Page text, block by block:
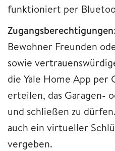
funktioniert per
Zugangsberechtigungen
Bewohner Freunden
sowie
die Yale Home App per
erteilen, das Garagen-
und schließen zu
auch ein virtueller
vergeben.